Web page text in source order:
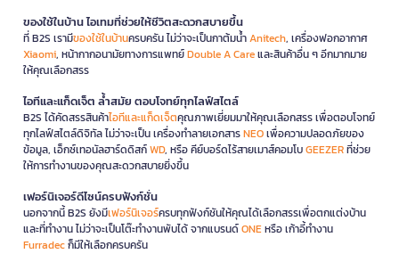
ของใช้ในบ้าน ไอเทมที่ช่วยให้ชีวิตสะดวกสบายขึ้น
ที่ B2S เรามีของใช้ในบ้านครบครัน ไม่ว่าจะเป็นกาต้มน้ำAnitech, เครื่องฟอกอากาศ
Xiaomi, หน้ากากอนามัยทางการแพทย์Double A Careและสินค้าอื่น ๆ อีกมากมาย
ให้คุณเลือกสรร
ไอทีและแก็ดเจ็ต ล้ำสมัย ตอบโจทย์ทุกไลฟ์สไตล์
B2S ได้คัดสรรสินค้าไอทีและแก็ดเจ็ตคุณภาพเยี่ยมมาให้คุณเลือกสรร เพื่อตอบโจทย์
ทุกไลฟ์สไตล์ดิจิทัล ไม่ว่าจะเป็น เครื่องทำลายเอกสารNEOเพื่อความปลอดภัยของ
ข้อมูล, เอ็กซ์เทอนัลฮาร์ดดิสก์WD, หรือ คีย์บอร์ดไร้สายเมาส์คอมโบGEEZERที่ช่วย
ให้การทำงานของคุณสะดวกสบายยิ่งขึ้น
เฟอร์นิเจอร์ดีไซน์ครบฟังก์ชั่น
นอกจากนี้ B2S ยังมีเฟอร์นิเจอร์ครบทุกฟังก์ชันให้คุณได้เลือกสรรเพื่อตกแต่งบ้าน
และที่ทำงาน ไม่ว่าจะเป็นโต๊ะทำงานพับได้ จากแบรนด์ONEหรือ เก้าอี้ทำงาน
Furradecก็มีให้เลือกครบครัน